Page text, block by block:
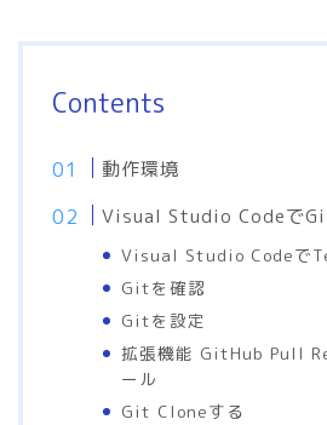
Contents
動作環境
Visual Studio Codeで
Visual Studio Codeで
Gitを確認
Gitを設定
拡張機能 GitHub Pull
ール
Git Cloneする